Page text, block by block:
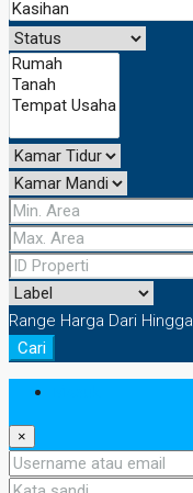
Range Harga Dari Hingga
Cari
×